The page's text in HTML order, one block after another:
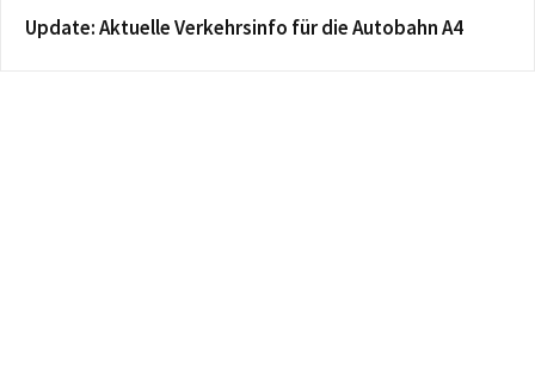
Update: Aktuelle Verkehrsinfo für die Autobahn A4